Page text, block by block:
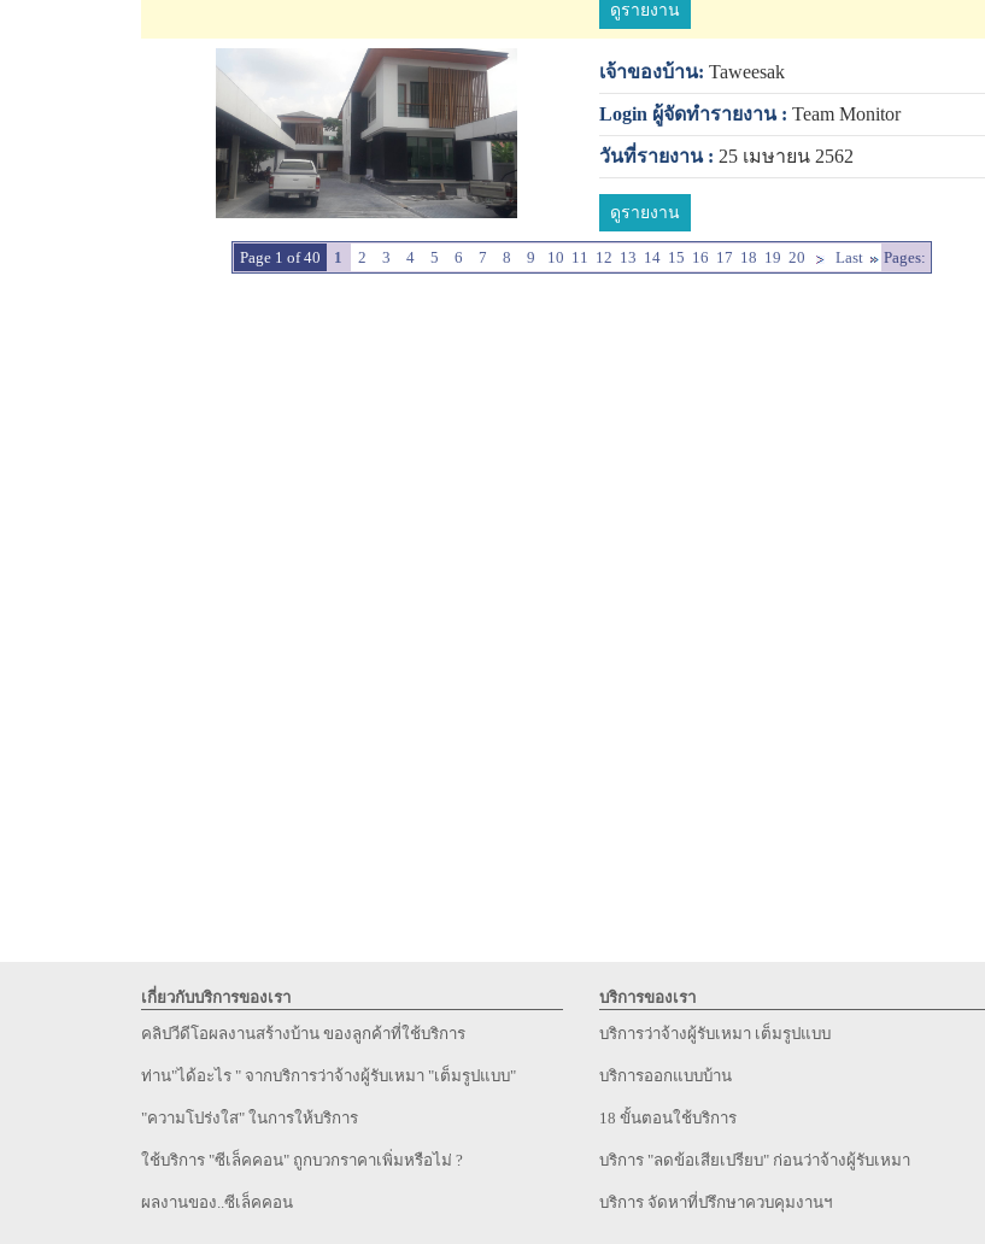
ดูรายงาน
เจ้าของบ้าน: Taweesak
Login ผู้จัดทำรายงาน : Team Monitor
วันที่รายงาน : 25 เมษายน 2562
ดูรายงาน
Page 1 of 40 1 2 3 4 5 6 7 8 9 10 11 12 13 14 15 16 17 18 19 20 Last Pages:
เกี่ยวกับบริการของเรา
คลิปวีดีโอผลงานสร้างบ้าน ของลูกค้าที่ใช้บริการ
ท่าน"ได้อะไร " จากบริการว่าจ้างผู้รับเหมา "เต็มรูปแบบ"
"ความโปร่งใส" ในการให้บริการ
ใช้บริการ "ซีเล็คคอน" ถูกบวกราคาเพิ่มหรือไม่ ?
ผลงานของ..ซีเล็คคอน
บริการของเรา
บริการว่าจ้างผู้รับเหมา เต็มรูปแบบ
บริการออกแบบบ้าน
18 ขั้นตอนใช้บริการ
บริการ "ลดข้อเสียเปรียบ" ก่อนว่าจ้างผู้รับเหมา
บริการ จัดหาที่ปรึกษาควบคุมงานฯ